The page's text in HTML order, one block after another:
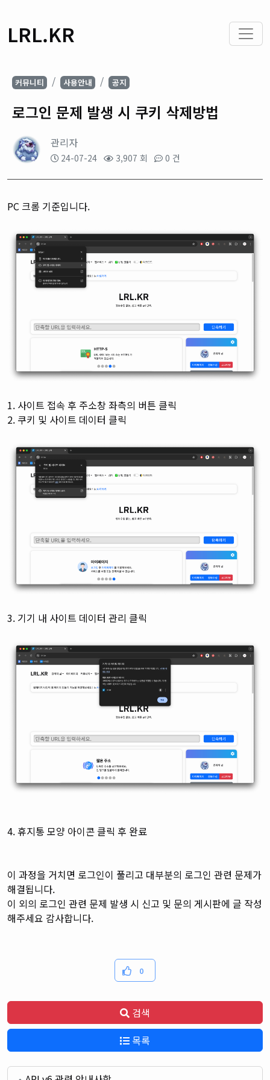
LRL.KR
커뮤니티 사용안내 공지
로그인 문제 발생 시 쿠키 삭제방법
관리자
24-07-24 3,907 회 0 건
PC 크롬 기준입니다.
1. 사이트 접속 후 주소창 좌측의 버튼 클릭
2. 쿠키 및 사이트 데이터 클릭
3. 기기 내 사이트 데이터 관리 클릭
4. 휴지통 모양 아이콘 클릭 후 완료
이 과정을 거치면 로그인이 풀리고 대부분의 로그인 관련 문제가
해결됩니다.
이 외의 로그인 관련 문제 발생 시 신고 및 문의 게시판에 글 작성
해주세요 감사합니다.
0
검색
목록